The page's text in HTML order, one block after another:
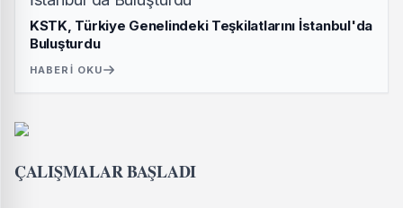
KSTK, Türkiye Genelindeki Teşkilatlarını İstanbul'da
Buluşturdu
HABERI OKU
ÇALIŞMALAR BAŞLADI